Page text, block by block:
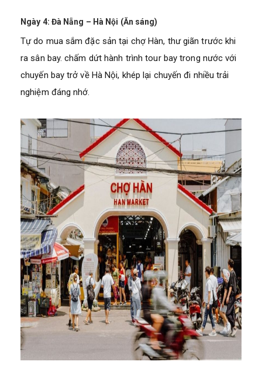
Ngày 4: Đà Nẵng – Hà Nội (Ăn sáng)
Tự do mua sắm đặc sản tại chợ Hàn, thư giãn trước khi
ra sân bay. chấm dứt hành trình tour bay trong nước với
chuyến bay trở về Hà Nội, khép lại chuyến đi nhiều trải
nghiệm đáng nhớ.